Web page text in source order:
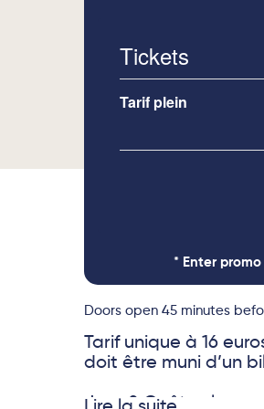
Tickets
Tarif plein
* Enter
Doors open 45 minutes
Tarif unique à 16
doit être muni d’un
Jazz & Goûter, le